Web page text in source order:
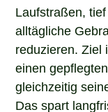
Laufstraßen,
alltägliche
reduzieren. Ziel
einen
gleichzeitig
Das spart